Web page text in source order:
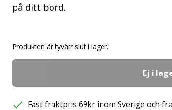
på ditt bord.
Produkten är tyvärr slut i lager.
Ej i
Fast fraktpris 69kr inom Sverige och